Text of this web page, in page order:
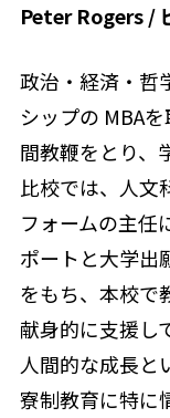
Peter Rogers /
政治・経済・哲
シップの MBA
間教鞭をとり、
比校では、人文
フォームの主任
ポートと大学出
をもち、本校で
献身的に支援し
人間的な成長と
寮制教育に特に